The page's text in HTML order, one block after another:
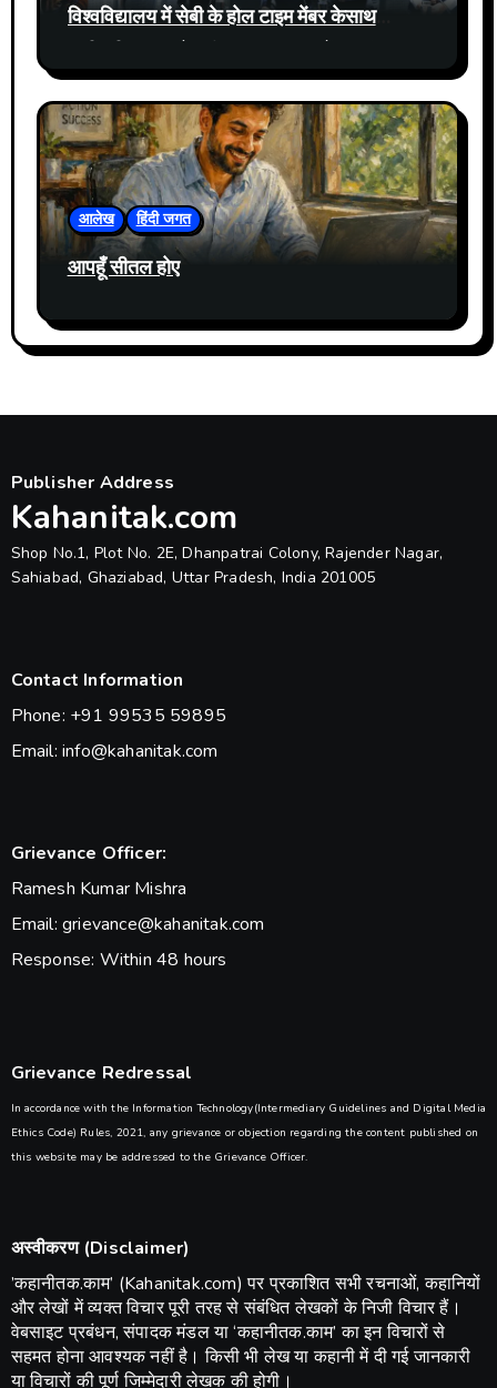
विश्वविद्यालय में सेबी के होल टाइम मेंबर केसाथ
आयोजित
आलेख हिंदी जगत
आपहूँ सीतल होए
Publisher Address
Kahanitak.com
Shop No.1, Plot No. 2E, Dhanpatrai Colony, Rajender Nagar,
Sahiabad, Ghaziabad, Uttar Pradesh, India 201005
Contact Information
Phone: +91 99535 59895
Email: info@kahanitak.com
Grievance Officer:
Ramesh Kumar Mishra
Email: grievance@kahanitak.com
Response: Within 48 hours
Grievance Redressal
In accordance with the Information Technology(Intermediary Guidelines and Digital Media
Ethics Code) Rules, 2021, any grievance or objection regarding the content published on
this website may be addressed to the Grievance Officer.
अस्वीकरण (Disclaimer)
​’कहानीतक.काम’ (Kahanitak.com) पर प्रकाशित सभी रचनाओं, कहानियों
और लेखों में व्यक्त विचार पूरी तरह से संबंधित लेखकों के निजी विचार हैं।
वेबसाइट प्रबंधन, संपादक मंडल या ‘कहानीतक.काम’ का इन विचारों से
सहमत होना आवश्यक नहीं है। किसी भी लेख या कहानी में दी गई जानकारी
या विचारों की पूर्ण जिम्मेदारी लेखक की होगी।